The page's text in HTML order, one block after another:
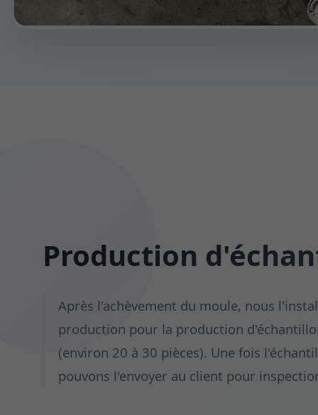
Production
Après l'achèvement du moule, nous
production pour la production
(environ 20 à 30 pièces). Une fois
pouvons l'envoyer au client pour